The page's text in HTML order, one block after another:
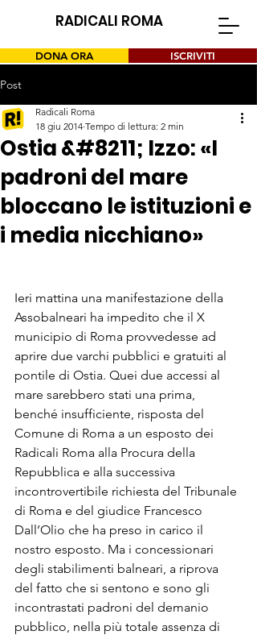
RADICALI ROMA
DONA ORA ISCRIVITI
Post
Ostia &#8211; Izzo: «I
padroni del mare
bloccano le istituzioni e
i media nicchiano»
Radicali Roma
18 giu 2014 Tempo di lettura: 2 min
Ieri mattina una manifestazione della
Assobalneari ha impedito che il X
municipio di Roma provvedesse ad
aprire due varchi pubblici e gratuiti al
pontile di Ostia. Quei due accessi al
mare sarebbero stati una prima,
benché insufficiente, risposta del
Comune di Roma a un esposto dei
Radicali Roma alla Procura della
Repubblica e alla successiva
incontrovertibile richiesta del Tribunale
di Roma e del giudice Francesco
Dall’Olio che ha preso in carico il
nostro esposto. Ma i concessionari
degli stabilimenti balneari, a riprova
del fatto che si sentono e sono gli
incontrastati padroni del demanio
pubblico, nella più totale assenza di